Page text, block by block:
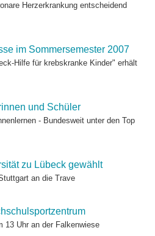
Herzerkrankung entscheidend
im Sommersemester 2007
Hilfe für krebskranke Kinder" erhält
und Schüler
- Bundesweit unter den Top
zu Lübeck gewählt
an die Trave
13 Uhr an der Falkenwiese